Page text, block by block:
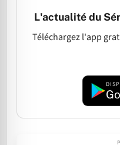
L'actualité du
Téléchargez l'app